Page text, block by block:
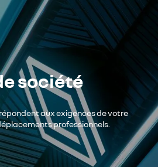
société
aux exigences de votre
professionnels.